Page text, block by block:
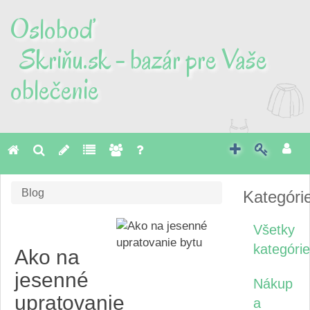
Osloboď
Skriňu.sk - bazár pre Vaše
oblečenie
Blog
Ako na
jesenné
upratovanie
Všetky
kategórie
Nákup
a